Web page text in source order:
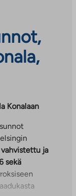
Konalaan
ja
sekä